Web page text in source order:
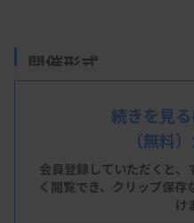
開催形式
主 催
大阪府臨床検査技師会
続きを見
（無料
会員登録していただくと、
く閲覧でき、 クリップ保存
け